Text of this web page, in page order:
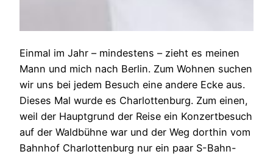
Einmal im Jahr – mindestens – zieht es meinen
Mann und mich nach Berlin. Zum Wohnen suchen
wir uns bei jedem Besuch eine andere Ecke aus.
Dieses Mal wurde es Charlottenburg. Zum einen,
weil der Hauptgrund der Reise ein Konzertbesuch
auf der Waldbühne war und der Weg dorthin vom
Bahnhof Charlottenburg nur ein paar S-Bahn-